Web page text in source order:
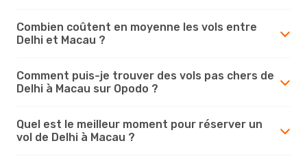
Combien coûtent en moyenne les vols entre
Delhi et Macau ?
Comment puis-je trouver des vols pas chers de
Delhi à Macau sur Opodo ?
Quel est le meilleur moment pour réserver un
vol de Delhi à Macau ?